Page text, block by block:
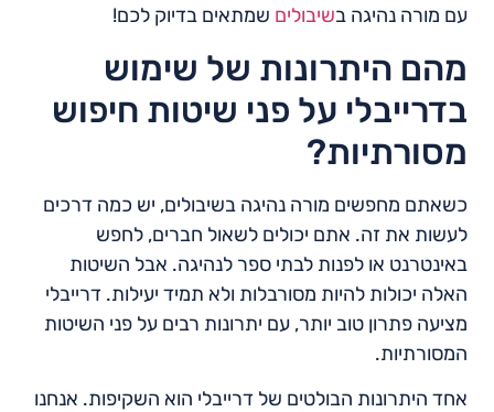
עם מורה נהיגה בשיבולים שמתאים בדיוק לכם!
מהם היתרונות של שימוש
בדרייבלי על פני שיטות חיפוש
מסורתיות?
כשאתם מחפשים מורה נהיגה בשיבולים, יש כמה דרכים
לעשות את זה. אתם יכולים לשאול חברים, לחפש
באינטרנט או לפנות לבתי ספר לנהיגה. אבל השיטות
האלה יכולות להיות מסורבלות ולא תמיד יעילות. דרייבלי
מציעה פתרון טוב יותר, עם יתרונות רבים על פני השיטות
המסורתיות.
אחד היתרונות הבולטים של דרייבלי הוא השקיפות. אנחנו